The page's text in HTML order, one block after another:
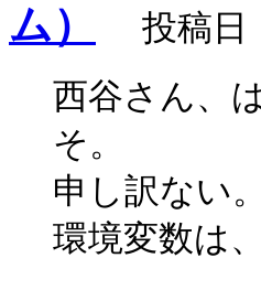
ム） 投稿日
西谷さん、
そ。
申し訳ない
環境変数は